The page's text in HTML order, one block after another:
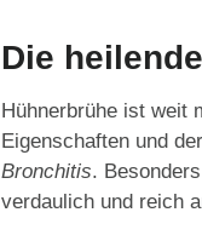
Die
Hühnerbrühe ist weit
Eigenschaften und
Bronchitis.
verdaulich und reich